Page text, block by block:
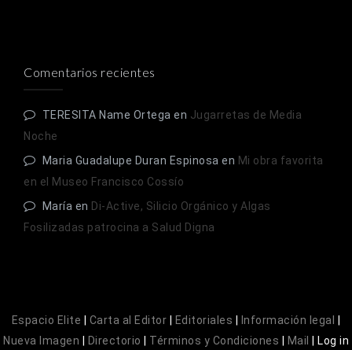
Comentarios recientes
TERESITA Name Ortega en Jugarretas de Media
Noche
Maria Guadalupe Duran Espinosa en Mi obra favorita
en el Museo Francisco Cossío
María en Di-Active, Silicio Orgánico y Algas
Fosilizadas patrocina a Salud Digna
Espacio Elite Carta al Editor Editoriales Información legal
Nueva Imagen
Directorio Términos y Condiciones Mail Log in